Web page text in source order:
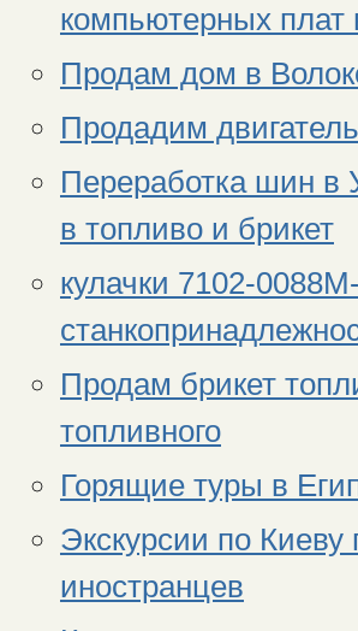
компьютерных плат
Продам дом в
Продадим
Переработка шин в
в топливо и брикет
кулачки 7102-
Продам брикет
топливного
Горящие туры в
Экскурсии по
иностранцев